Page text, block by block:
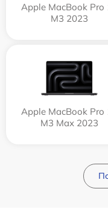
Apple MacBook Pro
M3 2023
Apple MacBook Pro
M3 Max 2023